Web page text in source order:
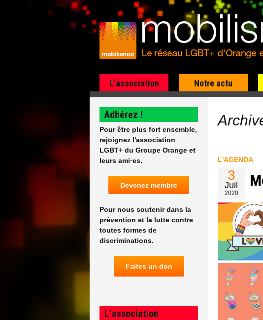
L’association Notre actu
L'AGENDA
3
Juil
2020
Adhérez !
Pour être plus fort ensemble,
rejoignez l'association
LGBT+ du Groupe Orange et
leurs ami·es.
Devenez membre
Pour nous soutenir dans la
prévention et la lutte contre
toutes formes de
discriminations.
Faites un don
L’association